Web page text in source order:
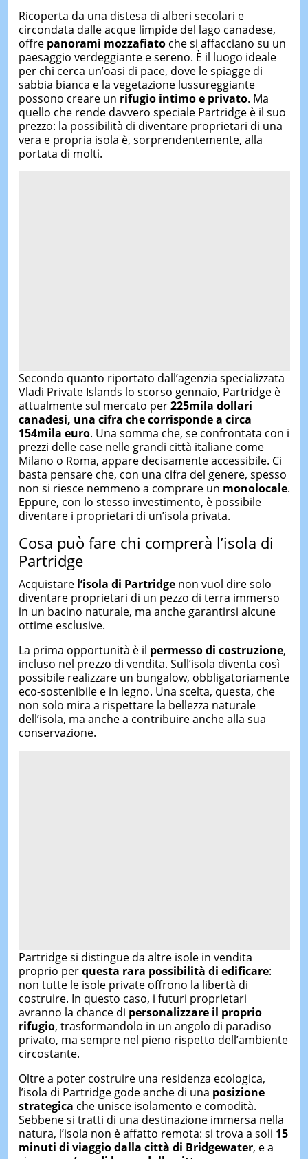
Ricoperta da una distesa di alberi secolari e
circondata dalle acque limpide del lago canadese,
offre panorami mozzafiatoche si affacciano su un
paesaggio verdeggiante e sereno. È il luogo ideale
per chi cerca un’oasi di pace, dove le spiagge di
sabbia bianca e la vegetazione lussureggiante
possono creare un rifugio intimo e privato. Ma
quello che rende davvero speciale Partridge è il suo
prezzo: la possibilità di diventare proprietari di una
vera e propria isola è, sorprendentemente, alla
portata di molti.
Secondo quanto riportato dall’agenzia specializzata
Vladi Private Islands lo scorso gennaio, Partridge è
attualmente sul mercato per225mila dollari
canadesi, una cifra che corrisponde a circa
154mila euro. Una somma che, se confrontata con i
prezzi delle case nelle grandi città italiane come
Milano o Roma, appare decisamente accessibile. Ci
basta pensare che, con una cifra del genere, spesso
non si riesce nemmeno a comprare un monolocale.
Eppure, con lo stesso investimento, è possibile
diventare i proprietari di un’isola privata.
Cosa può fare chi comprerà l’isola di
Partridge
Acquistare l’isola di Partridge non vuol dire solo
diventare proprietari di un pezzo di terra immerso
in un bacino naturale, ma anche garantirsi alcune
ottime esclusive.
La prima opportunità è il permessodi costruzione,
incluso nel prezzo di vendita. Sull’isola diventa così
possibile realizzare un bungalow, obbligatoriamente
eco-sostenibile e in legno. Una scelta, questa, che
non solo mira a rispettare la bellezza naturale
dell’isola, ma anche a contribuire anche alla sua
conservazione.
Partridge si distingue da altre isole in vendita
proprio perquesta rara possibilità di edificare:
non tutte le isole private offrono la libertà di
costruire. In questo caso, i futuri proprietari
avranno la chance di personalizzare il proprio
rifugio, trasformandolo in un angolo di paradiso
privato, ma sempre nel pieno rispetto dell’ambiente
circostante.
Oltre a poter costruire una residenza ecologica,
l’isola di Partridge gode anche di una posizione
strategica che unisce isolamento e comodità.
Sebbene si tratti di una destinazione immersa nella
natura, l’isola non è affatto remota: si trova a soli 15
minuti di viaggio dalla città di Bridgewater, e a